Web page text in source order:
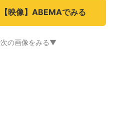
【映像】ABEMAでみる
の画像をみる▼